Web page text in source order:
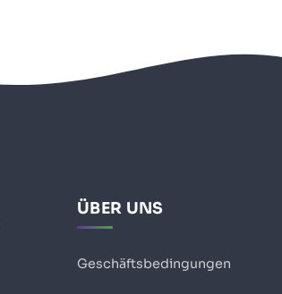
ÜBER UNS
Geschäftsbedingungen